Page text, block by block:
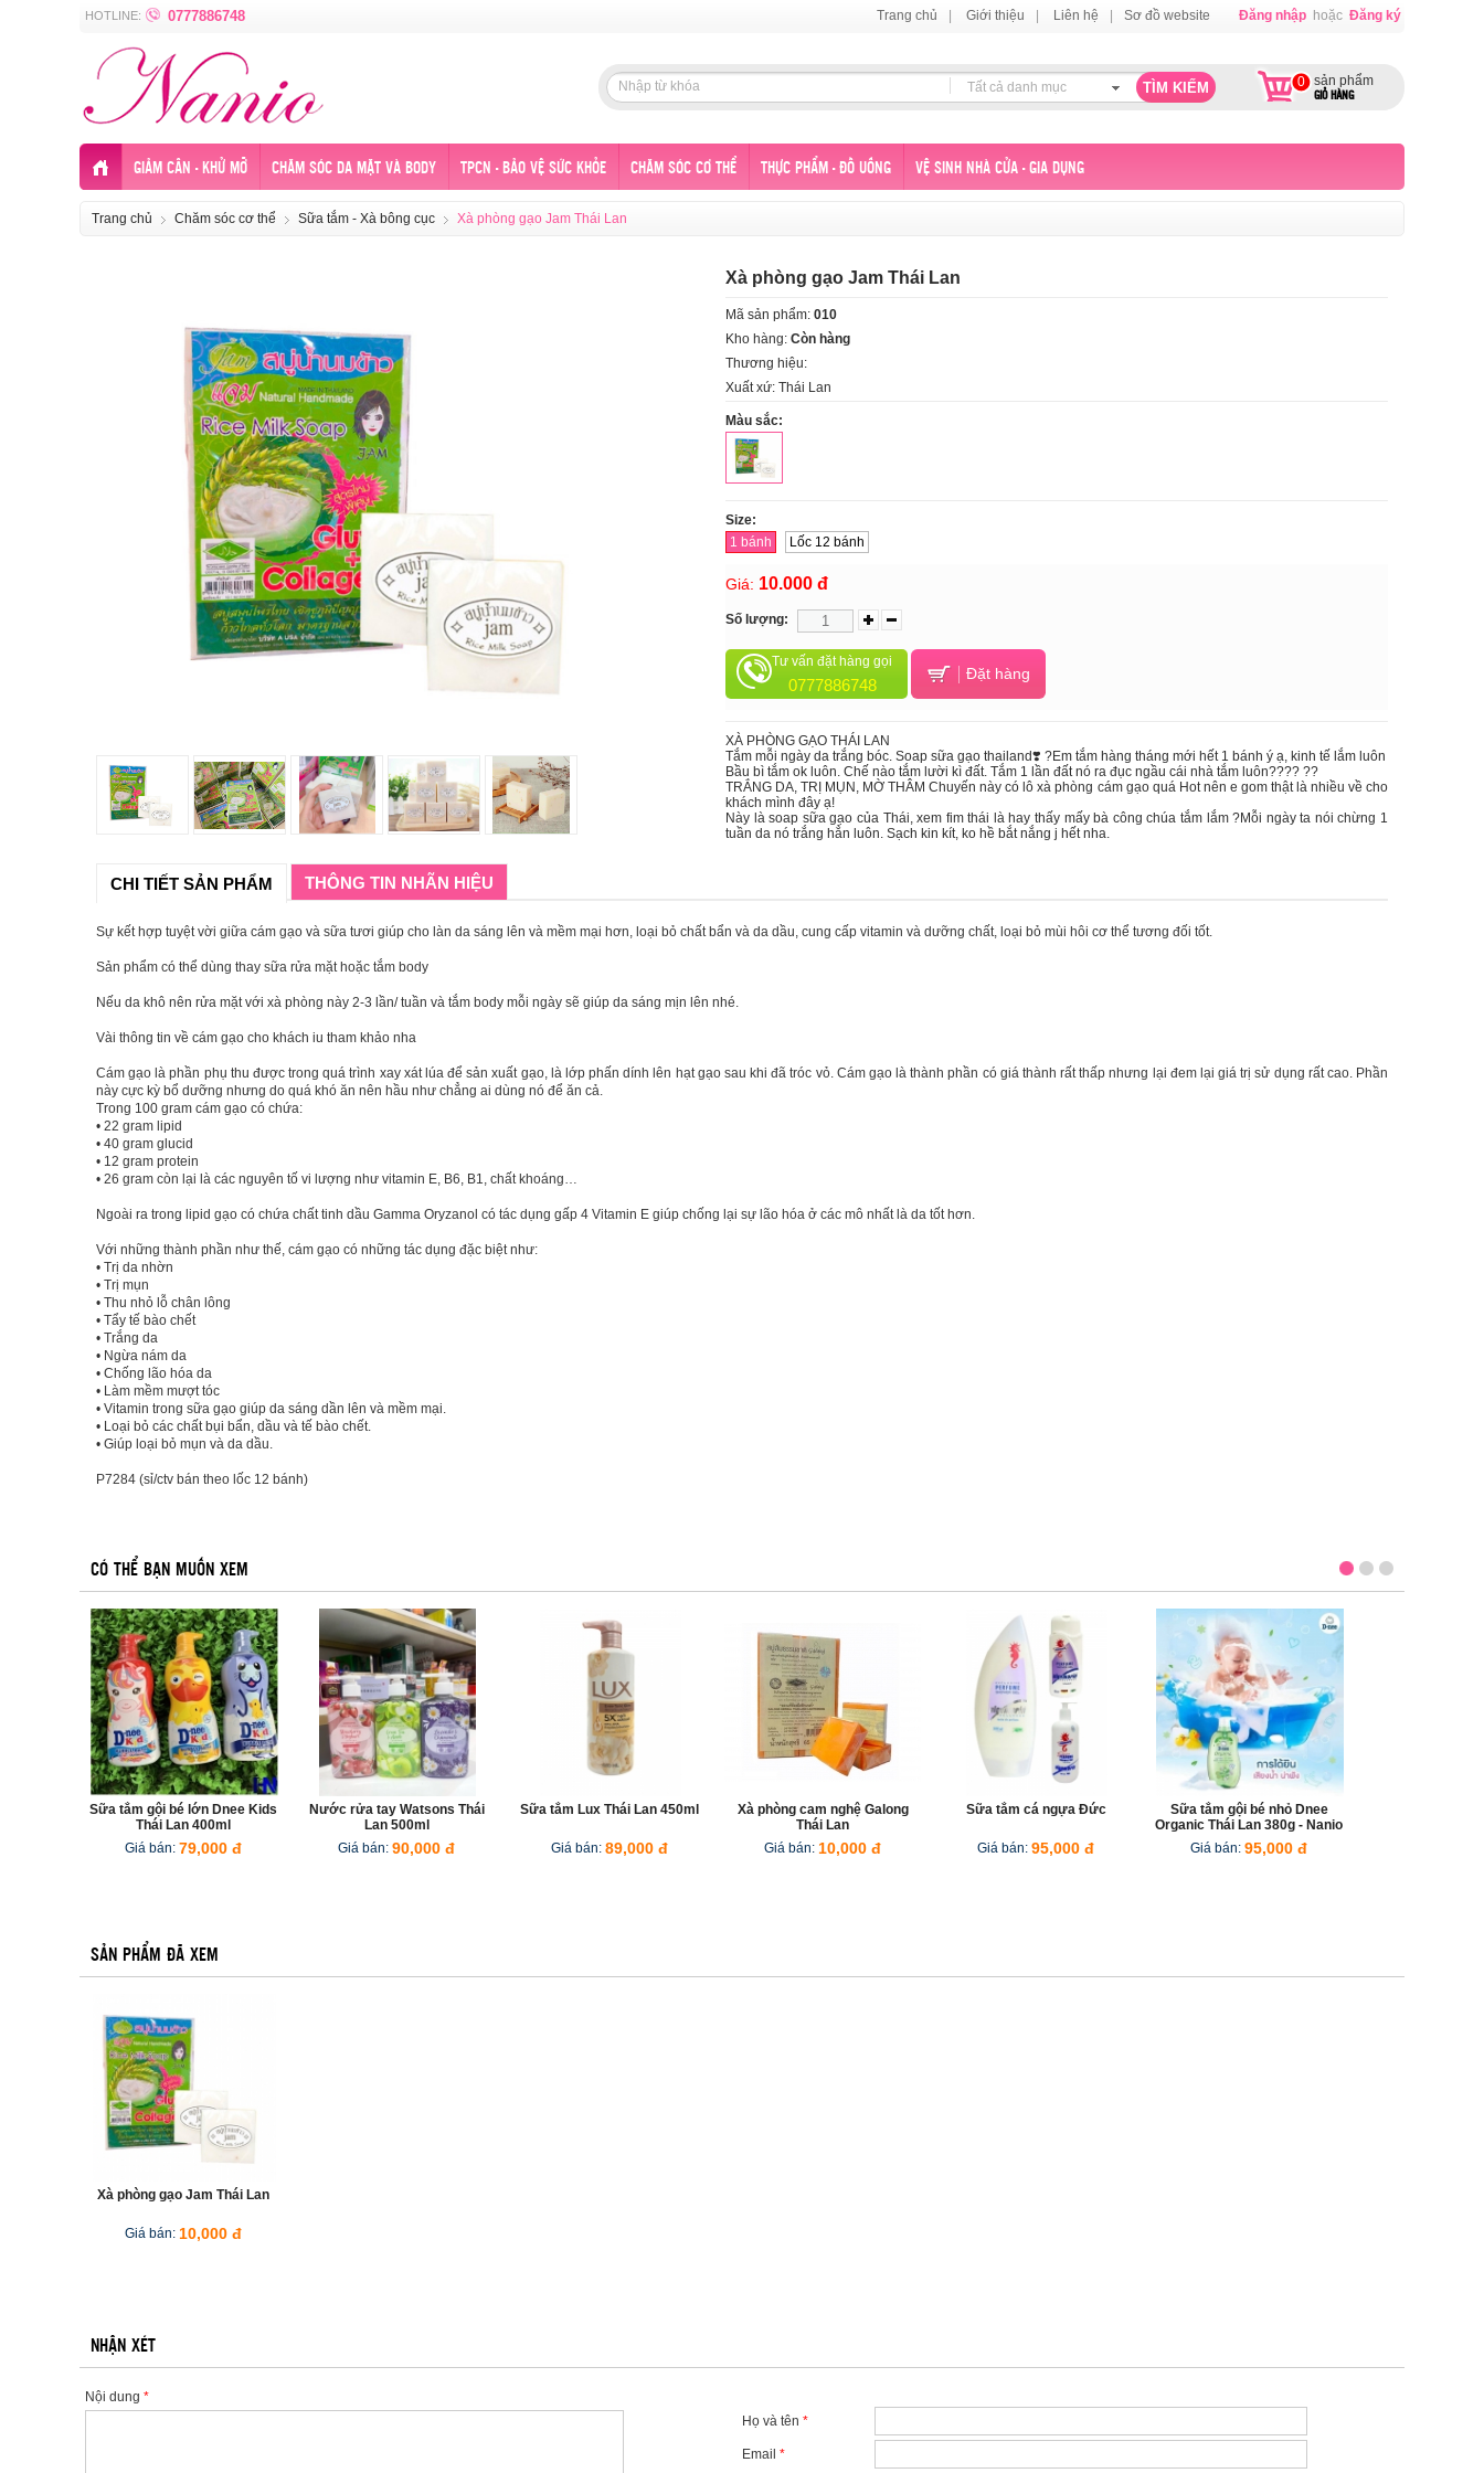
HOTLINE: 0777886748 Trang chủ Giới thiệu Liên hệ Sơ đồ website Đăng nhập hoặc Đăng ký
Tất cả danh mục 0 sản phẩm
GIỎ HÀNG
GIẢM CÂN - KHỬ MỠ CHĂM SÓC DA MẶT VÀ BODY TPCN - BẢO VỆ SỨC KHỎE CHĂM SÓC CƠ THỂ THỰC PHẨM - ĐỒ UỐNG VỆ SINH NHÀ CỬA - GIA DỤNG
Trang chủ Chăm sóc cơ thể Sữa tắm - Xà bông cục Xà phòng gạo Jam Thái Lan
Xà phòng gạo Jam Thái Lan
Mã sản phẩm: 010
Kho hàng: Còn hàng
Thương hiệu:
Xuất xứ: Thái Lan
Màu sắc:
Size:
1 bánh
Lốc 12 bánh
Giá: 10.000 đ
Số lượng:
Tư vấn đặt hàng gọi
0777886748
Đặt hàng
XÀ PHÒNG GẠO THÁI LAN
Tắm mỗi ngày da trắng bóc. Soap sữa gạo thailand❣️ ?Em tắm hàng tháng mới hết 1 bánh ý ạ, kinh tế lắm luôn
Bầu bì tắm ok luôn. Chế nào tắm lười kì đất. Tắm 1 lần đất nó ra đục ngầu cái nhà tắm luôn???? ??
TRẮNG DA, TRỊ MỤN, MỜ THÂM Chuyến này có lô xà phòng cám gạo quá Hot nên e gom thật là nhiều về cho
khách mình đây ạ!
Này là soap sữa gạo của Thái, xem fim thái là hay thấy mấy bà công chúa tắm lắm ?Mỗi ngày ta nói chừng 1
tuần da nó trắng hẳn luôn. Sạch kin kít, ko hề bắt nắng j hết nha.
CHI TIẾT SẢN PHẨM THÔNG TIN NHÃN HIỆU
Sự kết hợp tuyệt vời giữa cám gạo và sữa tươi giúp cho làn da sáng lên và mềm mại hơn, loại bỏ chất bẩn và da dầu, cung cấp vitamin và dưỡng chất, loại bỏ mùi hôi cơ thể tương đối tốt.
Sản phẩm có thể dùng thay sữa rửa mặt hoặc tắm body
Nếu da khô nên rửa mặt với xà phòng này 2-3 lần/ tuần và tắm body mỗi ngày sẽ giúp da sáng mịn lên nhé.
Vài thông tin về cám gạo cho khách iu tham khảo nha
Cám gạo là phần phụ thu được trong quá trình xay xát lúa để sản xuất gạo, là lớp phấn dính lên hạt gạo sau khi đã tróc vỏ. Cám gạo là thành phần có giá thành rất thấp nhưng lại đem lại giá trị sử dụng rất cao. Phần
này cực kỳ bổ dưỡng nhưng do quá khó ăn nên hầu như chẳng ai dùng nó để ăn cả.
Trong 100 gram cám gạo có chứa:
• 22 gram lipid
• 40 gram glucid
• 12 gram protein
• 26 gram còn lại là các nguyên tố vi lượng như vitamin E, B6, B1, chất khoáng…
Ngoài ra trong lipid gạo có chứa chất tinh dầu Gamma Oryzanol có tác dụng gấp 4 Vitamin E giúp chống lại sự lão hóa ở các mô nhất là da tốt hơn.
Với những thành phần như thế, cám gạo có những tác dụng đặc biệt như:
• Trị da nhờn
• Trị mụn
• Thu nhỏ lỗ chân lông
• Tẩy tế bào chết
• Trắng da
• Ngừa nám da
• Chống lão hóa da
• Làm mềm mượt tóc
• Vitamin trong sữa gạo giúp da sáng dần lên và mềm mại.
• Loại bỏ các chất bụi bẩn, dầu và tế bào chết.
• Giúp loại bỏ mụn và da dầu.
P7284 (sỉ/ctv bán theo lốc 12 bánh)
CÓ THỂ BẠN MUỐN XEM
1
Sữa tắm gội bé lớn Dnee Kids
Thái Lan 400ml
Giá bán: 79,000 đ
Nước rửa tay Watsons Thái
Lan 500ml
Giá bán: 90,000 đ
Sữa tắm Lux Thái Lan 450ml
Giá bán: 89,000 đ
Xà phòng cam nghệ Galong
Thái Lan
Giá bán: 10,000 đ
Sữa tắm cá ngựa Đức
Giá bán: 95,000 đ
Sữa tắm gội bé nhỏ Dnee
Organic Thái Lan 380g - Nanio
Giá bán: 95,000 đ
SẢN PHẨM ĐÃ XEM
Xà phòng gạo Jam Thái Lan
Giá bán: 10,000 đ
NHẬN XÉT
Nội dung *
Họ và tên *
Email *